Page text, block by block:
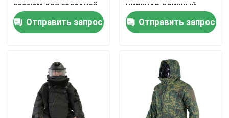
костюм для холодной
погоды Тактическая
военная форма
Отправить запрос
цилиндр длинный
рукав для зимы на
открытом воздухе
Отправить запрос